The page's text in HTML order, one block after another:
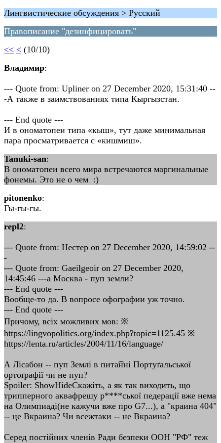
Лингвистические обсуждения > Русский
Правописание "дезинфицировать"
<< < (10/10)
Владимир:
--- Quote from: Upliner on 27 December 2020, 15:31:40 --
-А также в заимствованиях типа Кыргызстан.
--- End quote ---
И в ономатопеи типа «кыш», тут даже минимальная
пара просматривается с «кишмиш».
Tanuki-san:
В ономатопеи всего мира встречаются маргинальные
фонемы. Это не о чем :)
pitonenko:
Гы-гы-гы.
repl2:
--- Quote from: Нестер on 27 December 2020, 14:59:02 --
-
--- Quote from: Gaeilgeoir on 27 December 2020,
14:45:46 ---а Москва - пуп земли?
--- End quote ---
Вообще-то да. В вопросе офографии уж точно.
--- End quote ---
Причому, всіх можливих мов: ※
https://lingvopolitics.org/index.php?topic=1125.45 ※
https://lenta.ru/articles/2004/11/16/language/
А Лісабон -- пуп Землі в пита͡нні Портуґальської
ортоґрафії чи не пуп?
Spoiler: ShowHideСкажіть, а як так виходить, що
трипперного аквафрешу р****ської педерації вже нема
на Олимпиаді(не кажучи вже про G7...), а "краина 404"
-- це Вкраина? Чи всежтаки -- не Вкраина?
Серед постійних членів Ради безпеки ООН "РФ" теж